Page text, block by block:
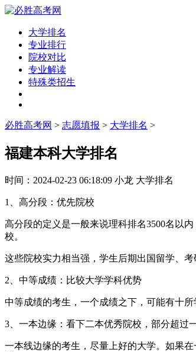
大学排名
专业排行
院校对比
专业解读
特殊类招生
必胜高考网 > 志愿填报 > 大学排名 >
福建本科大学排名
时间： 2024-02-23 06:18:09 小龙 大学排名
1、高分段：优先院校
高分段的定义是一般来说理科排名3500名以
校。
这些院校实力相当强，学生后期出国留学、
2、中等成绩：比较大学学科优势
中等成绩的考生，一个成绩之下，可能有十所
3、一本边缘：看下二本优秀院校，部分超过
一本线边缘的考生，尽量上好的大学。如果